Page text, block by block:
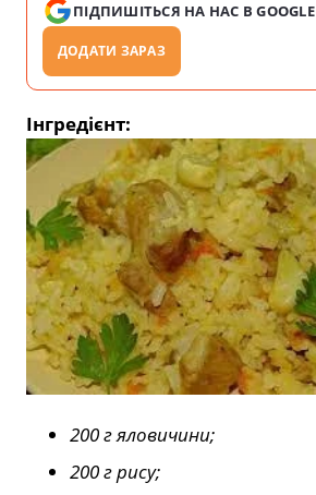
ПІДПИШІТЬСЯ НА НАС В GOOGLE
ДОДАТИ ЗАРАЗ
Інгредієнт:
200 г яловичини;
200 г рису;